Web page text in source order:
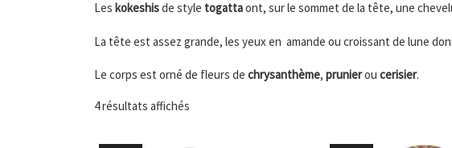
Les kokeshisde style togattaont, sur le sommet de la tête, une
La tête est assez grande, les yeux en amande ou croissant de lune
Le corps est orné de fleurs de chrysanthème, prunierou cerisier.
4 résultats affichés